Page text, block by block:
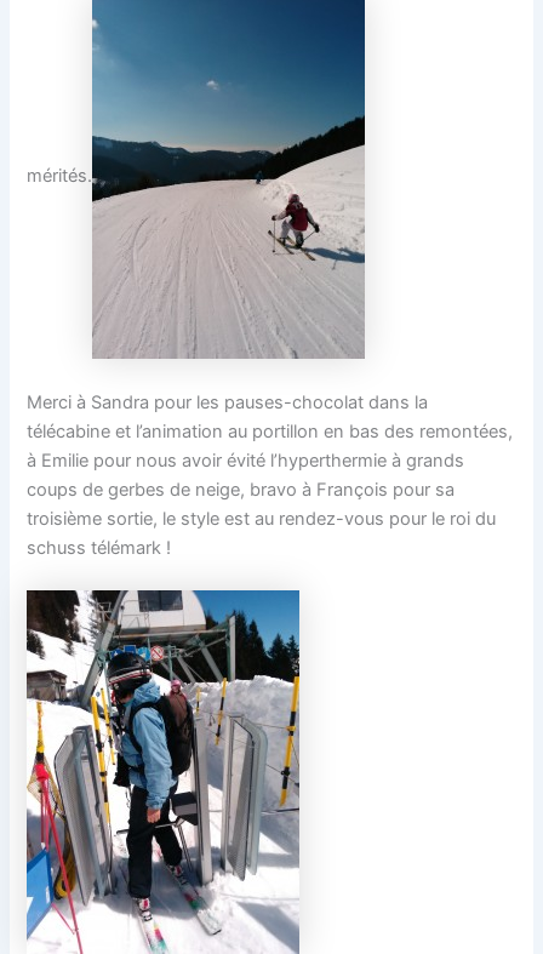
mérités.
Merci à Sandra pour les pauses-chocolat dans la
télécabine et l’animation au portillon en bas des remontées,
à Emilie pour nous avoir évité l’hyperthermie à grands
coups de gerbes de neige, bravo à François pour sa
troisième sortie, le style est au rendez-vous pour le roi du
schuss télémark !